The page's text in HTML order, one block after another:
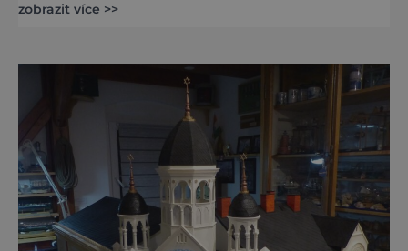
lázeňské koncerty ani velkolepé akce.
nevšimne, ani se jí kolonáda vlastně neříká.
zobrazit více >>